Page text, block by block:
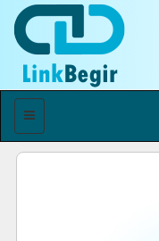
منو